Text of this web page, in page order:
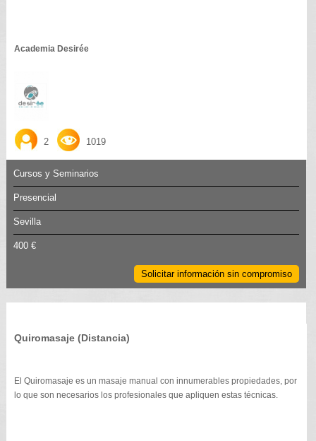
Academia Desirée
2 1019
Cursos y Seminarios
Presencial
Sevilla
400 €
Solicitar información sin compromiso
Quiromasaje (Distancia)
El Quiromasaje es un masaje manual con innumerables propiedades, por
lo que son necesarios los profesionales que apliquen estas técnicas.